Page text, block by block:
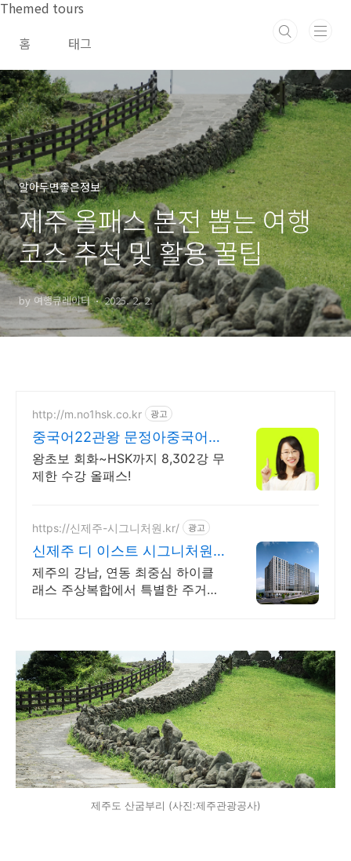
본문 바로가기
Themed tours
홈
태그
알아두면좋은정보
제주 올패스 본전 뽑는 여행
코스 추천 및 활용 꿀팁
by 여행큐레이터 2025. 2. 2.
http://m.no1hsk.co.kr 광고
중국어22관왕 문정아중국어
브랜드파워 3년연속 대상수상
왕초보 회화~HSK까지 8,302강 무
제한 수강 올패스!
https://신제주-시그니처원.kr/ 광고
신제주 디 이스트 시그니처원
대표홈페이지
제주의 강남, 연동 최중심 하이클
래스 주상복합에서 특별한 주거서
제주도 산굼부리 (사진:제주관광공사)